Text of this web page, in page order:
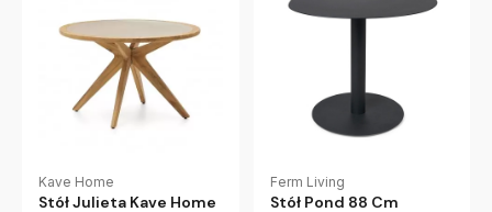
Kave Home
Stół Julieta Kave Home
Ferm Living
Stół Pond 88 Cm